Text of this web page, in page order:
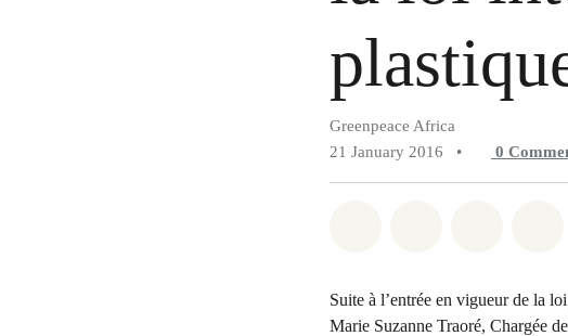
Greenpeace Africa
21 January 2016
• 0
Suite à l’entrée en vigueur de la
Marie Suzanne Traoré, Chargée